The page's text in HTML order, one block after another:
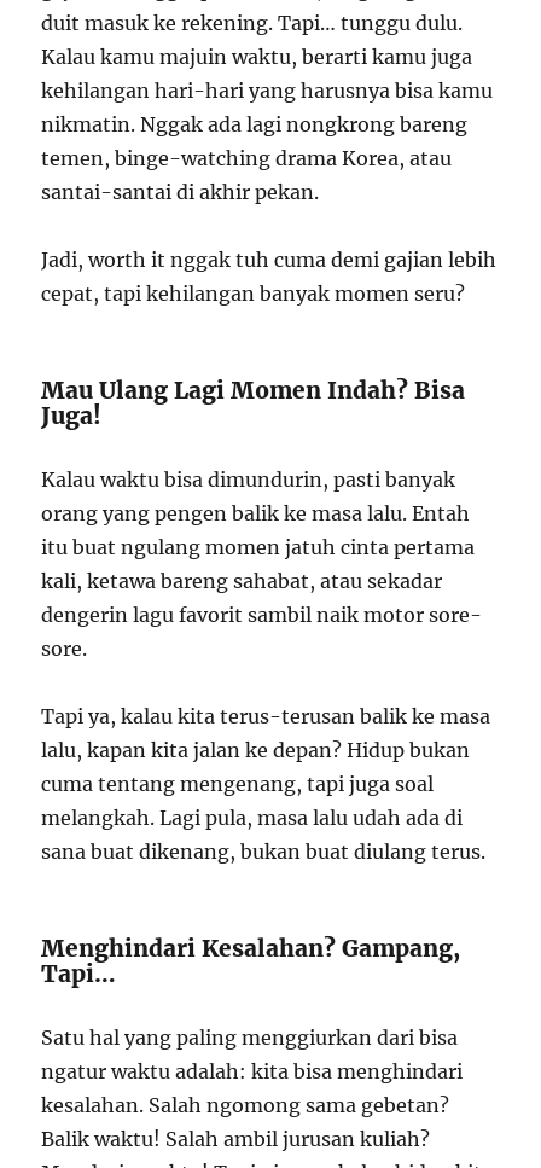
duit masuk ke rekening. Tapi… tunggu dulu.
Kalau kamu majuin waktu, berarti kamu juga
kehilangan hari-hari yang harusnya bisa kamu
nikmatin. Nggak ada lagi nongkrong bareng
temen, binge-watching drama Korea, atau
santai-santai di akhir pekan.
Jadi, worth it nggak tuh cuma demi gajian lebih
cepat, tapi kehilangan banyak momen seru?
Mau Ulang Lagi Momen Indah? Bisa
Juga!
Kalau waktu bisa dimundurin, pasti banyak
orang yang pengen balik ke masa lalu. Entah
itu buat ngulang momen jatuh cinta pertama
kali, ketawa bareng sahabat, atau sekadar
dengerin lagu favorit sambil naik motor sore-
sore.
Tapi ya, kalau kita terus-terusan balik ke masa
lalu, kapan kita jalan ke depan? Hidup bukan
cuma tentang mengenang, tapi juga soal
melangkah. Lagi pula, masa lalu udah ada di
sana buat dikenang, bukan buat diulang terus.
Menghindari Kesalahan? Gampang,
Tapi…
Satu hal yang paling menggiurkan dari bisa
ngatur waktu adalah: kita bisa menghindari
kesalahan. Salah ngomong sama gebetan?
Balik waktu! Salah ambil jurusan kuliah?